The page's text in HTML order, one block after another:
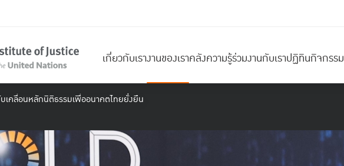
เกี่ยวกับเรางานของเราคลังความรู้ร่วมงานกับเราปฏิทินกิจกรรม
เคลื่อนหลักนิติธรรมเพื่ออนาคตไทยยั่งยืน